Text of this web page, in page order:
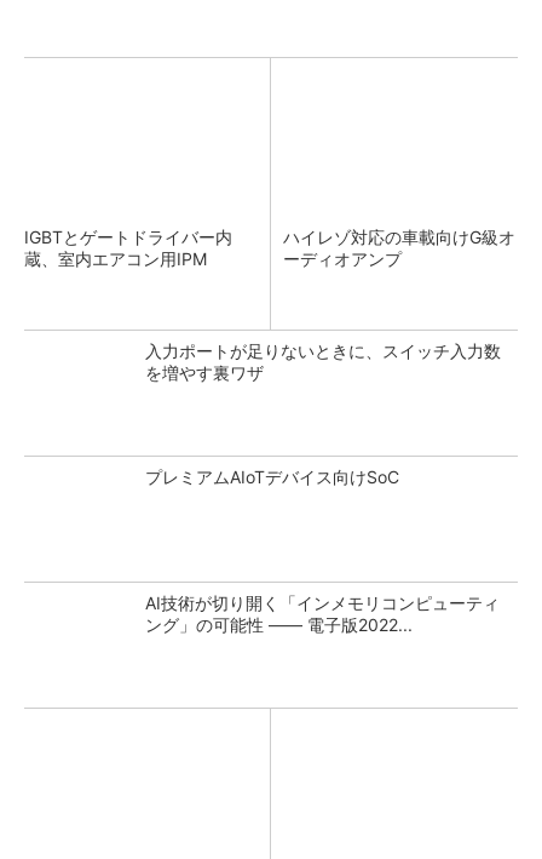
IGBTとゲートドライバー内
蔵、室内エアコン用IPM
ハイレゾ対応の車載向けG級オ
ーディオアンプ
入力ポートが足りないときに、スイッチ入力数
を増やす裏ワザ
プレミアムAIoTデバイス向けSoC
AI技術が切り開く「インメモリコンピューティ
ング」の可能性 ―― 電子版2022...